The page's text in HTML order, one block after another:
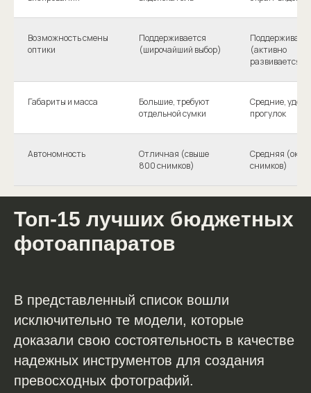
Возможность смены
оптики
Поддерживается
(широчайший выбор)
(активно
развивается)
Габариты и масса
Большие, требуют
отдельной сумки
Средние,
прогулок
Автономность
Отличная (свыше
800 снимков)
Средняя
снимков)
Топ-15 лучших бюджетных
фотоаппаратов
В представленный список вошли
исключительно те модели, которые
доказали свою состоятельность в качестве
надежных инструментов для создания
превосходных фотографий.